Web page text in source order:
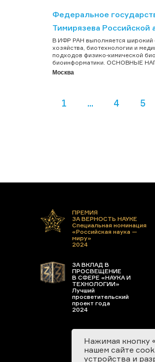
Федеральное
Тимирязева Российской
В ИФР РАН выполняется широкий
хозяйства, биотехнологии и
подходов физико-химической
биоинформатики. ОСНОВНЫЕ
Москва
1 ... 4 5
ПРЕМИЯ
ЗА ВЕРНОСТЬ НАУКЕ
Специальная номинация
«Российская наука —
миру»
2024
ЗА ВКЛАД В
ПРОСВЕЩЕНИЕ
В СФЕРЕ «НАУКА И
ТЕХНОЛОГИИ»
Лучший
просветительский
проект года
2024
Нажимая кнопку
нашем сайте
устройства и